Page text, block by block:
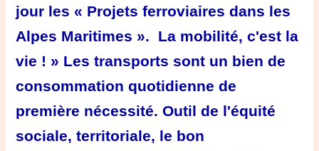
jour les « Projets ferroviaires dans les
Alpes Maritimes ». La mobilité, c'est la
vie ! » Les transports sont un bien de
consommation quotidienne de
première nécessité. Outil de l'équité
sociale, territoriale, le bon